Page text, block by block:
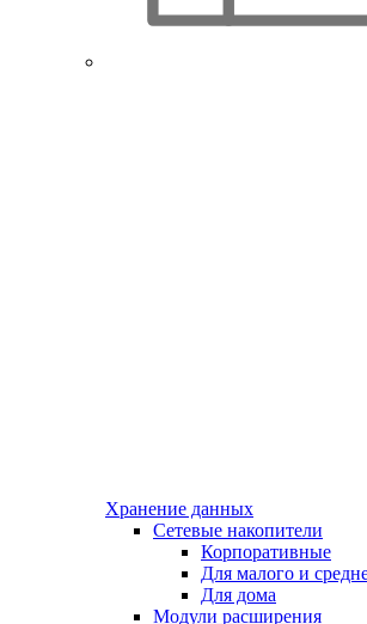
Хранение данных
Сетевые накопители
Корпоративные
Для малого и
Для дома
Модули расширения